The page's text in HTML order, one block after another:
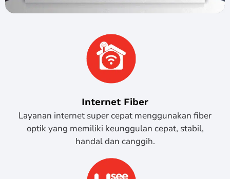
Internet Fiber
Layanan internet super cepat menggunakan fiber
optik yang memiliki keunggulan cepat, stabil,
handal dan canggih.